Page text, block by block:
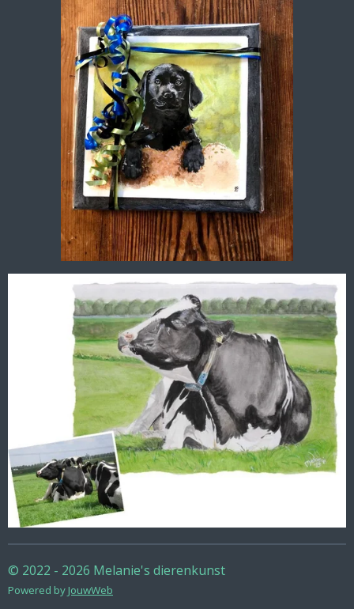
© 2022 - 2026 Melanie's dierenkunst
Powered by JouwWeb